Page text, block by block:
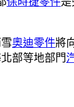
奧迪零件將
部等地部門